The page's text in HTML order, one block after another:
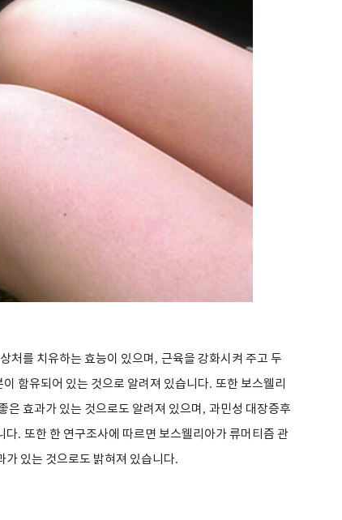
처를 치유하는 효능이 있으며 , 근육을 강화시켜 주고 두
함유되어 있는 것으로 알려져 있습니다. 또한 보스웰리
은 효과가 있는 것으로도 알려져 있으며 , 과민성 대장증후
다. 또한 한 연구조사에 따르면 보스웰리아가 류머티즘 관
가 있는 것으로도 밝혀져 있습니다.